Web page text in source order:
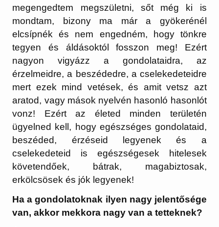
megengedtem megszületni, sőt még ki is
mondtam, bizony ma már a gyökerénél
elcsípnék és nem engedném, hogy tönkre
tegyen és áldásoktól fosszon meg! Ezért
nagyon vigyázz a gondolataidra, az
érzelmeidre, a beszédedre, a cselekedeteidre
mert ezek mind vetések, és amit vetsz azt
aratod, vagy mások nyelvén hasonló hasonlót
vonz! Ezért az életed minden területén
ügyelned kell, hogy egészséges gondolataid,
beszéded, érzéseid legyenek és a
cselekedeteid is egészségesek hitelesek
követendőek, bátrak, magabiztosak,
erkölcsösek és jók legyenek!
Ha a gondolatoknak ilyen nagy jelentősége
van, akkor mekkora nagy van a tetteknek?